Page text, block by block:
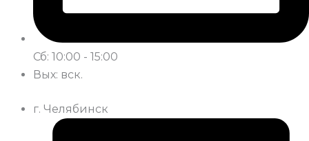
Сб: 10:00 - 15:00
Вых: вск.
г. Челябинск